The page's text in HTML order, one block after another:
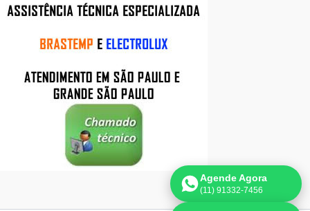
Agende Agora
(11) 91332-7456